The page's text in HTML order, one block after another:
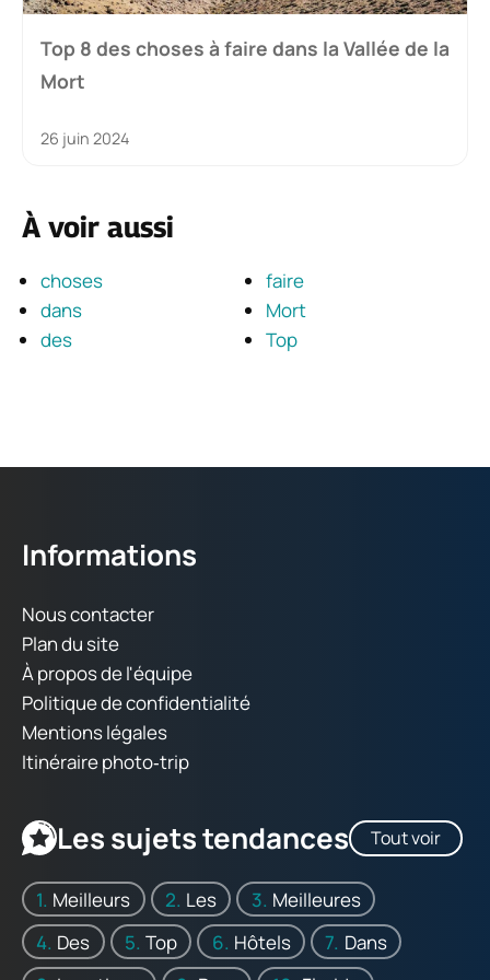
Top 8 des choses à faire dans la Vallée de la
Mort
26 juin 2024
À voir aussi
choses
dans
des
faire
Mort
Top
Informations
Nous contacter
Plan du site
À propos de l'équipe
Politique de confidentialité
Mentions légales
Itinéraire photo‑trip
Les sujets tendances Tout voir
Meilleurs Les
Meilleures
Des
Top Hôtels
Dans